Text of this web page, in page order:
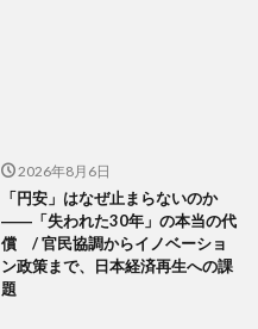
2026年8月6日
「円安」はなぜ止まらないのか
――「失われた30年」の本当の代
償 / 官民協調からイノベーショ
ン政策まで、日本経済再生への課
題